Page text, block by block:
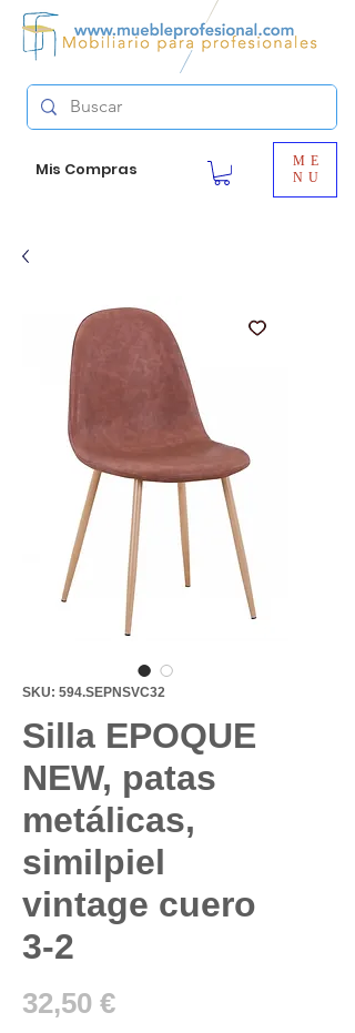
Mis Compras
ME
NU
SKU: 594.SEPNSVC32
Silla EPOQUE
NEW, patas
metálicas,
similpiel
vintage cuero
3-2
32,50 €Precio